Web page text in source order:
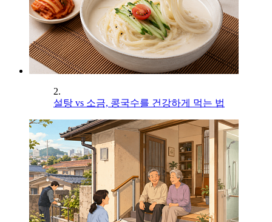
2.
설탕 vs 소금, 콩국수를 건강하게 먹는 법